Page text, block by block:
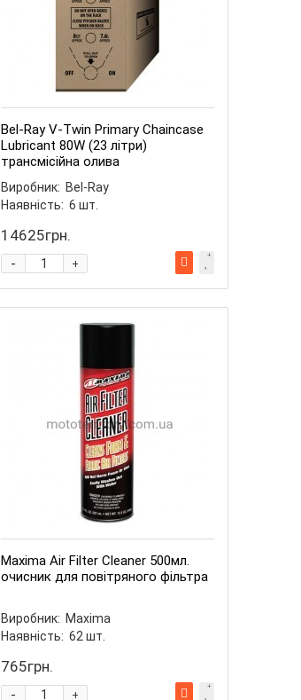
Bel-Ray V-Twin Primary Chaincase
Lubricant 80W (23 літри)
трансмісійна олива
Виробник: Bel-Ray
Наявність: 6 шт.
14625грн.
+
-
Maxima Air Filter Cleaner 500мл.
очисник для повітряного фільтра
Виробник: Maxima
Наявність: 62 шт.
765грн.
+
-